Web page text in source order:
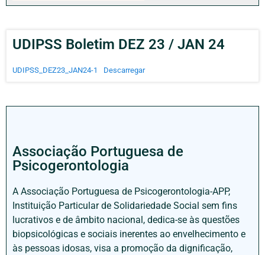
UDIPSS Boletim DEZ 23 / JAN 24
UDIPSS_DEZ23_JAN24-1 Descarregar
Associação Portuguesa de
Psicogerontologia
A Associação Portuguesa de Psicogerontologia-APP,
Instituição Particular de Solidariedade Social sem fins
lucrativos e de âmbito nacional, dedica-se às questões
biopsicológicas e sociais inerentes ao envelhecimento e
às pessoas idosas, visa a promoção da dignificação,